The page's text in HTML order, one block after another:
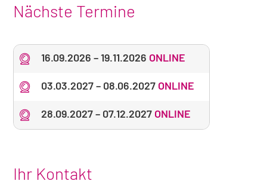
Nächste Termine
16.09.2026–19.11.2026 ONLINE
03.03.2027– 08.06.2027 ONLINE
28.09.2027– 07.12.2027 ONLINE
Ihr Kontakt